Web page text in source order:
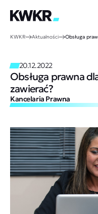
KWKR Aktualności Obsługa
20.12.2022
Obsługa prawna
zawierać?
Kancelaria Prawna